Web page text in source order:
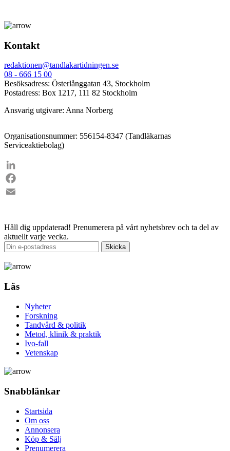
Kontakt
redaktionen@tandlakartidningen.se
08 - 666 15 00
Besöksadress: Österlånggatan 43, Stockholm
Postadress: Box 1217, 111 82 Stockholm
Ansvarig utgivare: Anna Norberg
Organisationsnummer: 556154-8347 (Tandläkarnas
Serviceaktiebolag)
LinkedIn
Facebook
Håll dig uppdaterad! Prenumerera på vårt nyhetsbrev och ta del av
aktuellt varje vecka.
Läs
Nyheter
Forskning
Tandvård & politik
Metod, klinik & praktik
Ivo-fall
Vetenskap
Snabblänkar
Startsida
Om oss
Annonsera
Köp & Sälj
Prenumerera